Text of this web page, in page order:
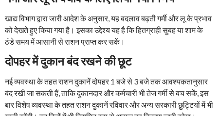
खाद्य विभाग द्वारा जारी आदेश के अनुसार, यह बदलाव बढ़ती गर्मी और लू के प्रभाव
को देखते हुए किया गया है। इसका उद्देश्य यह है कि हितग्राही सुबह या शाम के
ठंडे समय में आसानी से राशन प्राप्त कर सकें।
दोपहर में दुकान बंद रखने की छूट
नई व्यवस्था के तहत राशन दुकानें दोपहर 1 बजे से 3 बजे तक आवश्यकतानुसार
बंद रखी जा सकती हैं, ताकि दुकानदार और कर्मचारी भी तेज गर्मी से बच सकें, इस
बार विशेष व्यवस्था के तहत राशन दुकानें रविवार और अन्य सरकारी छुट्टियों में भी